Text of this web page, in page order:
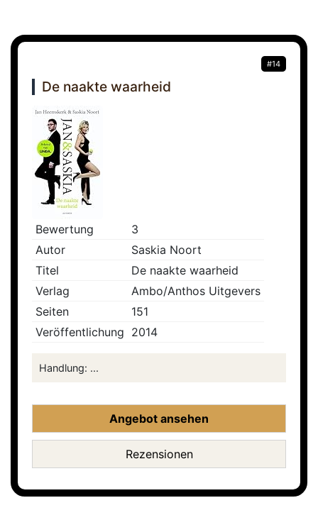
#14
De naakte waarheid
Bewertung
3
Autor
Saskia Noort
Titel
De naakte waarheid
Verlag
Ambo/Anthos Uitgevers
Seiten
151
Veröffentlichung 2014
Handlung: ...
Angebot ansehen
Rezensionen